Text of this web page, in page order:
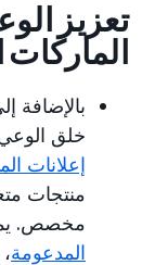
تعزيز
بالإضافة
خلق الوعي
إعلانات
منتجات
مخصص.
المدعومة